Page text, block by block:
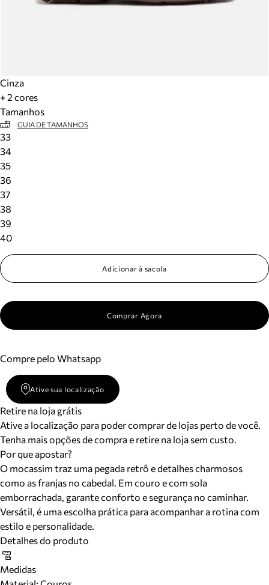
Cinza
+ 2 cores
Tamanhos
GUIA DE TAMANHOS
33
34
35
36
37
38
39
40
Adicionar à sacola
Comprar Agora
Compre pelo Whatsapp
Ative sua localização
Retire na loja grátis
Ative a localização para poder comprar de lojas perto de você.
Tenha mais opções de compra e retire na loja sem custo.
Por que apostar?
O mocassim traz uma pegada retrô e detalhes charmosos
como as franjas no cabedal. Em couro e com sola
emborrachada, garante conforto e segurança no caminhar.
Versátil, é uma escolha prática para acompanhar a rotina com
estilo e personalidade.
Detalhes do produto
Medidas